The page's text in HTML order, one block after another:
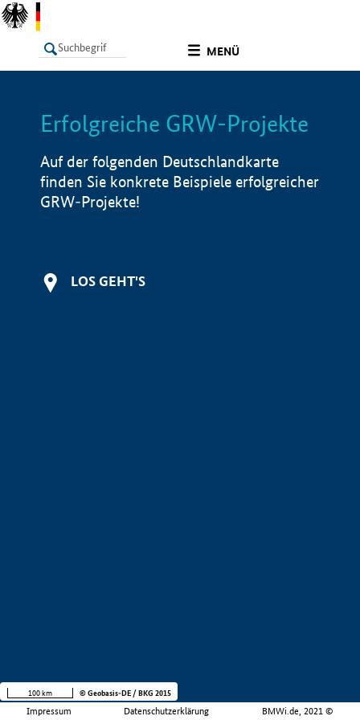
MENÜ
LISTE Info
Erfolgreiche GRW-Projekte
Auf der folgenden Deutschlandkarte
finden Sie konkrete Beispiele erfolgreicher
GRW-Projekte!
LOS GEHT'S
Impressum Datenschutzerklärung BMWi.de, 2021 ©
100 km © Geobasis-DE / BKG 2015